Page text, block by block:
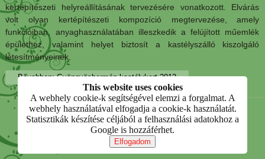
kertépítészeti helyreállításának tervezésére vonatkozott. Elvárás
volt olyan kertépítészeti kompozíció megtervezése, amely
funkcióiban, anyaghasználatában illeszkedik a felújított műemlék
épülethez, valamint helyet biztosít a kastélyszálló kiszolgáló
létesítményeinek.
Bővebben: Gyöngyöshermán kastélykert 2012
Hegedüs Eszter és Molnár Katalin
- 2016 -
This website uses cookies
A webhely cookie-k segítségével elemzi a forgalmat. A
webhely használatával elfogadja a cookie-k használatát.
Statisztikák készítése céljából a felhasználási adatokhoz a
Google is hozzáférhet.
Elfogadom